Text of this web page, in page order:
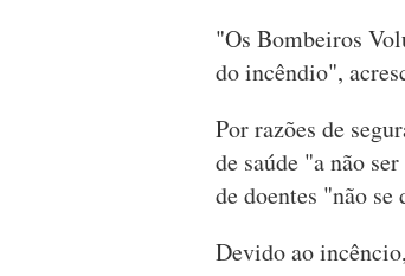
"Os Bombeiros
do incêndio",
Por razões de
de saúde "a não
de doentes "não
Devido ao